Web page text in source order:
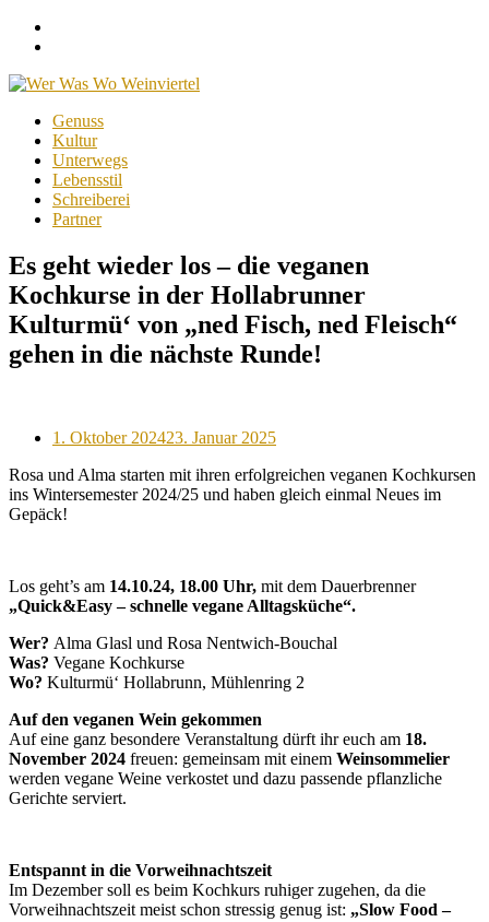
Skip
content
Genuss
Kultur
Unterwegs
Lebensstil
Schreiberei
Partner
Es geht wieder los – die veganen
Kochkurse in der Hollabrunner
Kulturmü‘ von „ned Fisch, ned Fleisch“
gehen in die nächste Runde!
Posted
1. Oktober 202423. Januar 2025
Rosa und Alma starten mit ihren erfolgreichen veganen Kochkursen
ins Wintersemester 2024/25 und haben gleich einmal Neues im
Gepäck!
Los geht’s am 14.10.24, 18.00 Uhr, mit dem Dauerbrenner
„Quick&Easy – schnelle vegane Alltagsküche“.
Wer? Alma Glasl und Rosa Nentwich-Bouchal
Was? Vegane Kochkurse
Wo? Kulturmü‘ Hollabrunn, Mühlenring 2
Auf den veganen Wein gekommen
Auf eine ganz besondere Veranstaltung dürft ihr euch am 18.
November 2024 freuen: gemeinsam mit einem Weinsommelier
werden vegane Weine verkostet und dazu passende pflanzliche
Gerichte serviert.
Entspannt in die Vorweihnachtszeit
Im Dezember soll es beim Kochkurs ruhiger zugehen, da die
Vorweihnachtszeit meist schon stressig genug ist: „Slow Food –